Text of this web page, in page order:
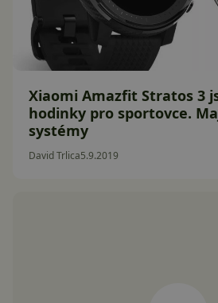
Xiaomi Amazfit Stratos 3
hodinky pro sportovce.
systémy
David Trlica5.9.2019